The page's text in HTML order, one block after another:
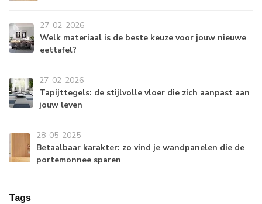
27-02-2026
Welk materiaal is de beste keuze voor jouw nieuwe
eettafel?
27-02-2026
Tapijttegels: de stijlvolle vloer die zich aanpast aan
jouw leven
28-05-2025
Betaalbaar karakter: zo vind je wandpanelen die de
portemonnee sparen
Tags